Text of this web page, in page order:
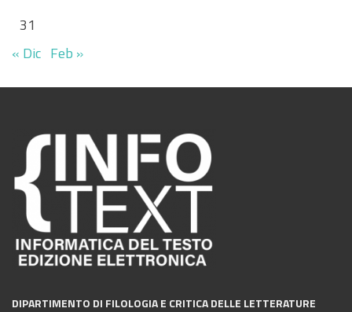
31
« Dic Feb »
DIPARTIMENTO DI FILOLOGIA E CRITICA DELLE LETTERATURE